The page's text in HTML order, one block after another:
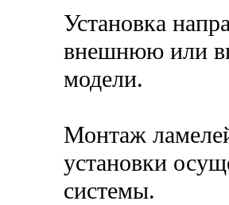
Установка
внешнюю или
модели.
Монтаж
установки
системы.